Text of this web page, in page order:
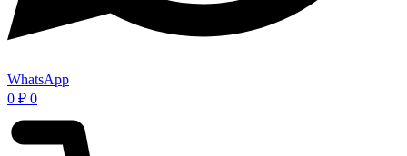
WhatsApp
0 ₽ 0